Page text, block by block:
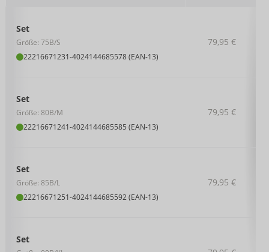
Set
Größe: 75B/S
22216671231-4024144685578 (EAN-13)
79,95 €
Set
Größe: 80B/M
22216671241-4024144685585 (EAN-13)
79,95 €
Set
Größe: 85B/L
22216671251-4024144685592 (EAN-13)
79,95 €
Set